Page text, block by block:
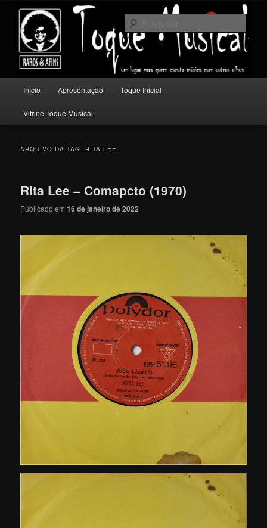
conteúdo
principal
conteúdo
secundário
Toque Musical
Um lugar para quem escuta música com outros olhos.
principal
Início Apresentação Toque Inicial
Vitrine Toque Musical
ARQUIVO DA TAG: RITA LEE
Rita Lee – Comapcto (1970)
Publicado em16 de janeiro de 2022